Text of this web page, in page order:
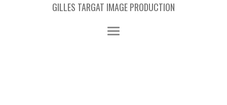
GILLES TARGAT IMAGE PRODUCTION